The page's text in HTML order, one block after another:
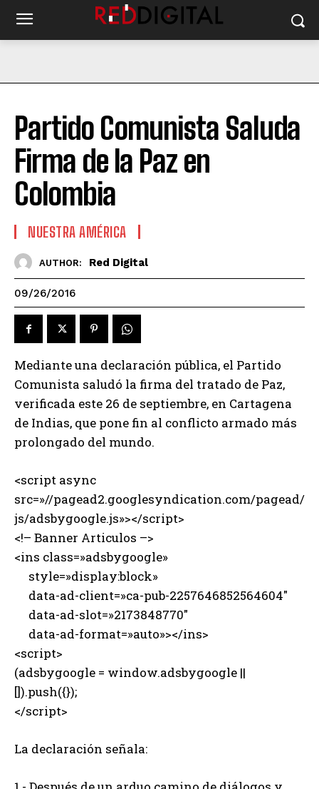
Partido Comunista Saluda
Firma de la Paz en
Colombia
NUESTRA AMÉRICA
AUTHOR: Red Digital
09/26/2016
Mediante una declaración pública, el Partido
Comunista saludó la firma del tratado de Paz,
verificada este 26 de septiembre, en Cartagena
de Indias, que pone fin al conflicto armado más
prolongado del mundo.
<script async
src=»//pagead2.googlesyndication.com/pagead/
js/adsbygoogle.js»></script>
<!– Banner Articulos –>
<ins class=»adsbygoogle»
style=»display:block»
data-ad-client=»ca-pub-2257646852564604″
data-ad-slot=»2173848770″
data-ad-format=»auto»></ins>
<script>
(adsbygoogle = window.adsbygoogle ||
[]).push({});
</script>
La declaración señala: